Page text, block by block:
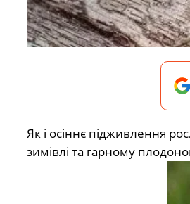
Як і осіннє підживлення
зимівлі та гарному